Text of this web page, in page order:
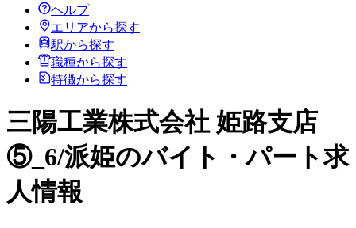
ヘルプ
エリアから探す
駅から探す
職種から探す
特徴から探す
三陽工業株式会社 姫路支店
⑤_6/派姫のバイト・パート求
人情報